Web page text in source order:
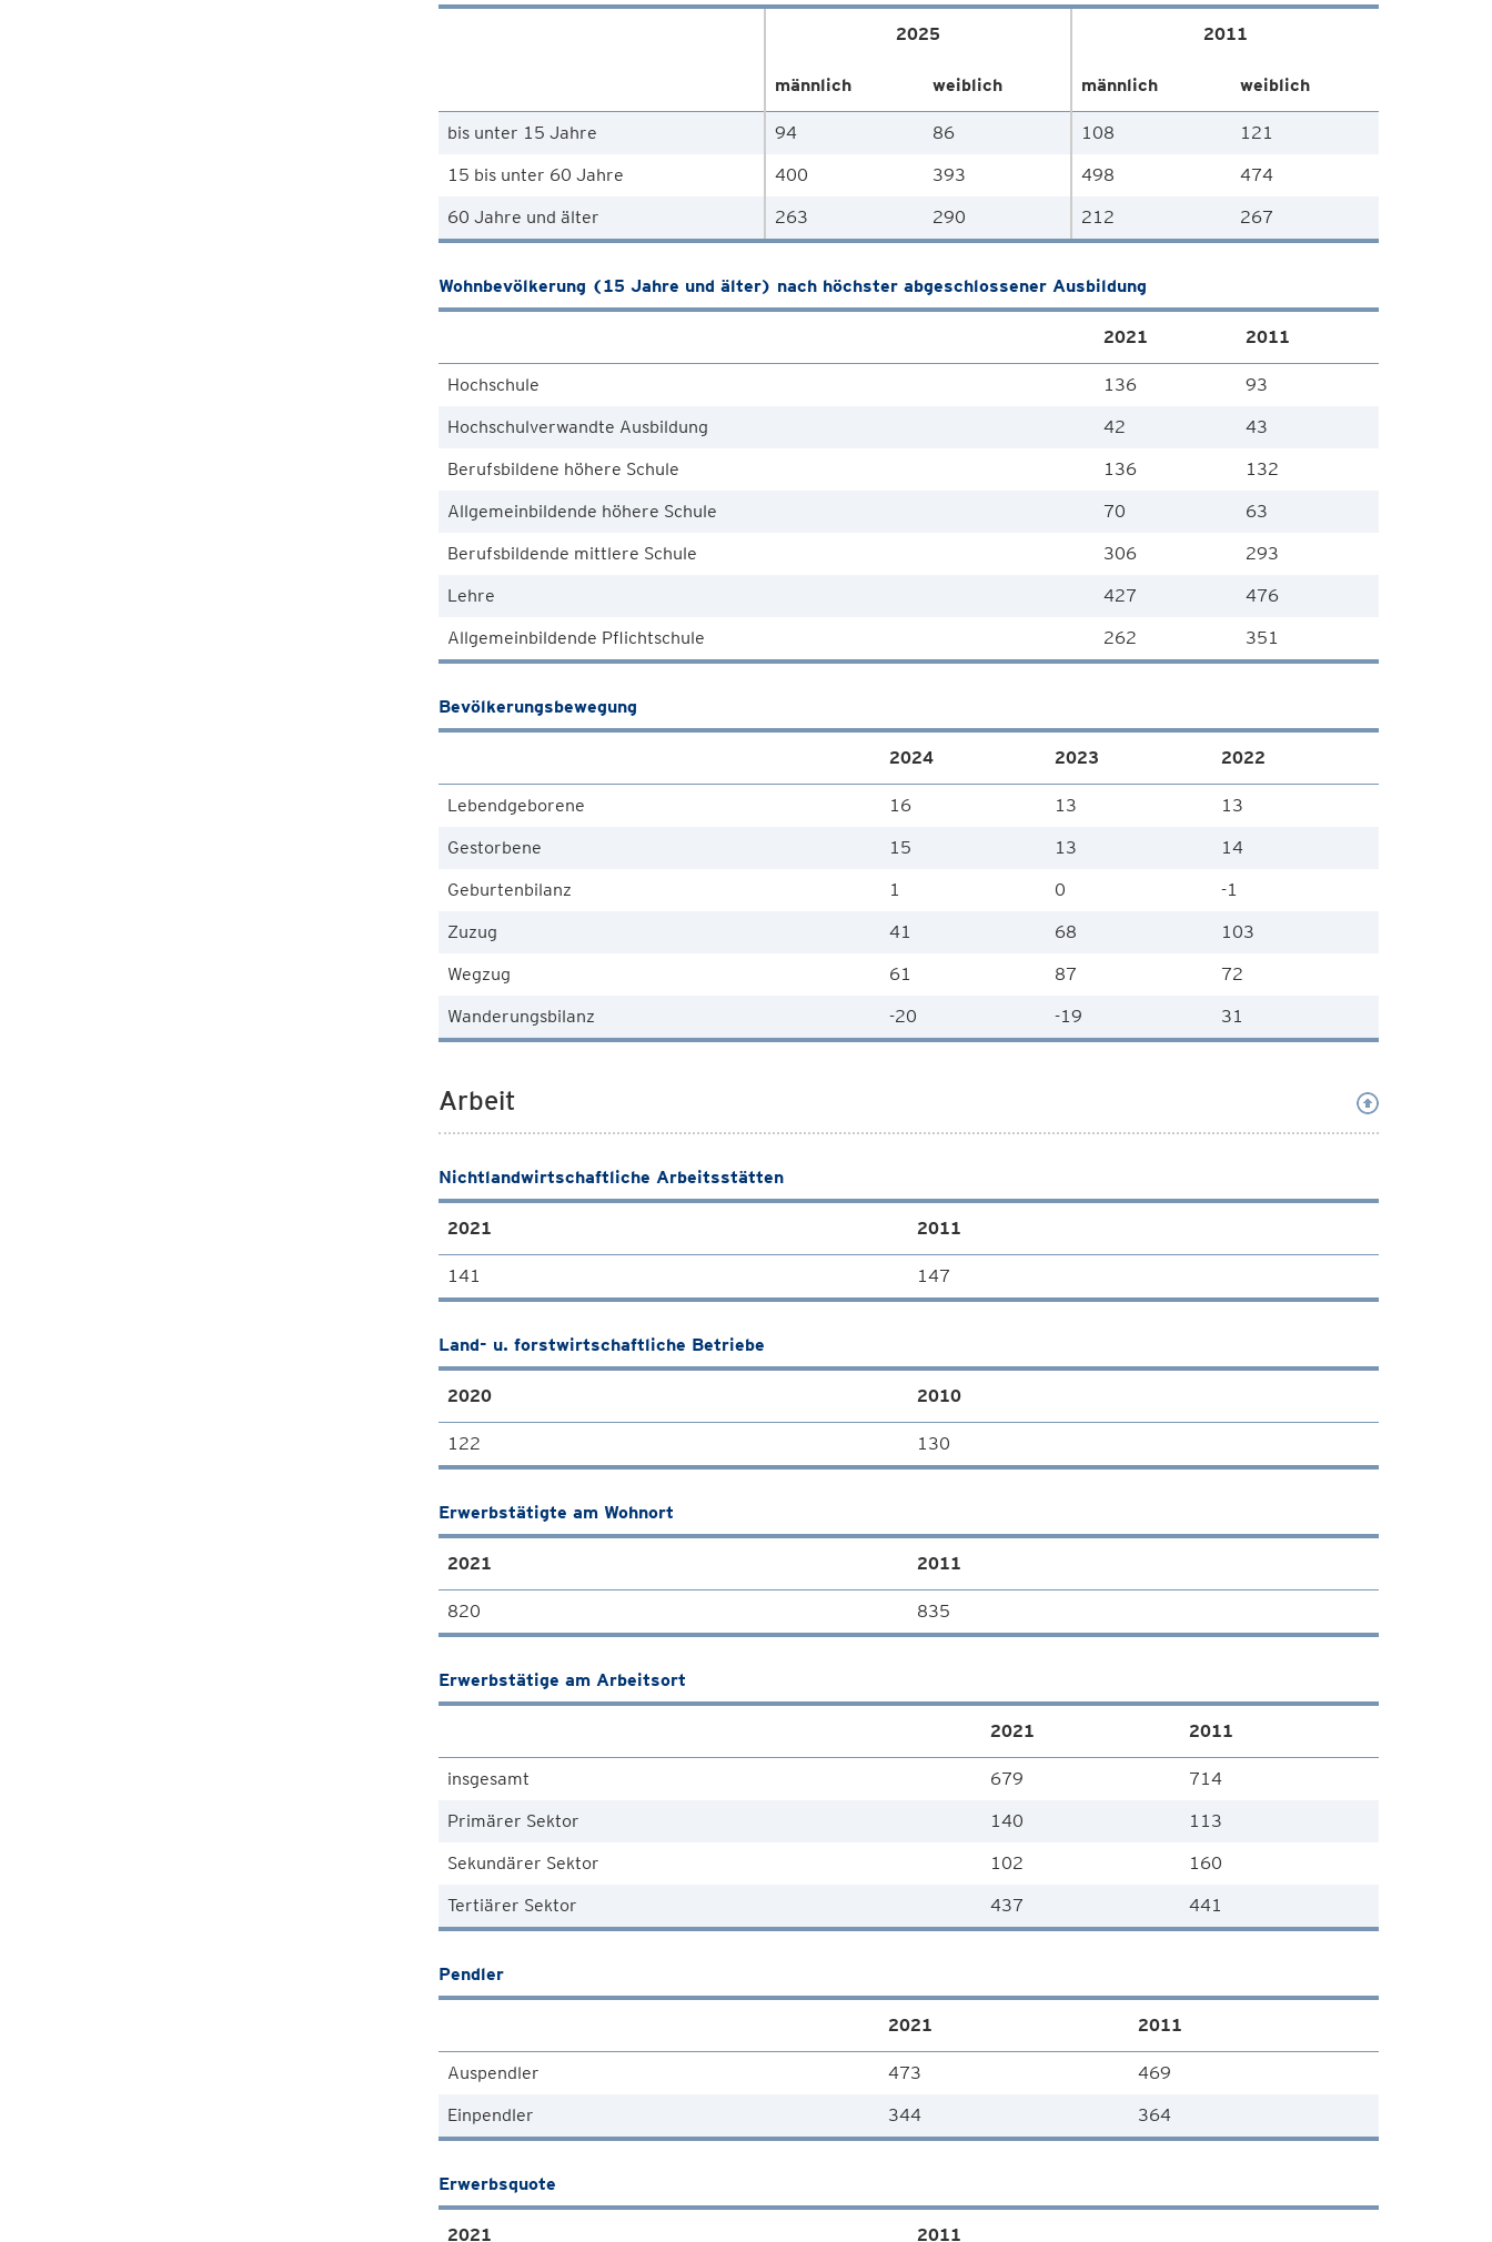
2025 2011
männlich weiblich männlich weiblich
bis unter 15 Jahre 94 86 108
121
15 bis unter 60 Jahre
400 393 498
474
60 Jahre und älter
263 290 212 267
Wohnbevölkerung (15 Jahre und älter) nach höchster abgeschlossener Ausbildung
2021 2011
Hochschule 136
93
Hochschulverwandte Ausbildung
42
43
Berufsbildene höhere Schule
136
132
Allgemeinbildende höhere Schule
70
63
Berufsbildende mittlere Schule
306
293
Lehre
427
476
Allgemeinbildende Pflichtschule
262 351
Bevölkerungsbewegung
2024 2023 2022
Lebendgeborene 16 13
13
Gestorbene
15 13
14
Geburtenbilanz
1 0
-1
Zuzug
41 68
103
Wegzug
61 87
72
Wanderungsbilanz
-20 -19 31
Arbeit
Nichtlandwirtschaftliche Arbeitsstätten
2021 2011
141 147
Land- u. forstwirtschaftliche Betriebe
2020 2010
122 130
Erwerbstätigte am Wohnort
2021 2011
820 835
Erwerbstätige am Arbeitsort
2021 2011
insgesamt 679
714
Primärer Sektor
140
113
Sekundärer Sektor
102
160
Tertiärer Sektor
437 441
Pendler
2021 2011
Auspendler 473
469
Einpendler
344 364
Erwerbsquote
2021 2011